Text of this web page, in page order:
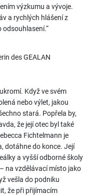
výzkumu a vývoje.
a rychlých hlášení z
odsouhlasení.“
Když ve svém
nebo výlet, jakou
stará. Popřela by,
že její otec byl také
Fichtelmann je
dotáhne do konce. Její
a vyšší odborné školy
na vzdělávací místo jako
vešla do podniku
že při přijímacím